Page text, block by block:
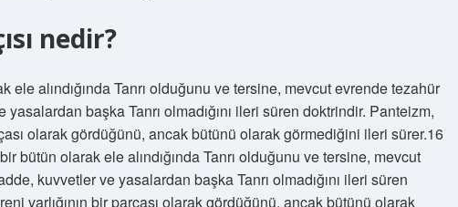
nedir?
ele alındığında Tanrı olduğunu ve tersine, mevcut evrende tezahür
başka Tanrı olmadığını ileri süren doktrindir. Panteizm,
olarak gördüğünü, ancak bütünü olarak görmediğini ileri sürer.16
bütün olarak ele alındığında Tanrı olduğunu ve tersine, mevcut
kuvvetler ve yasalardan başka Tanrı olmadığını ileri süren
varlığının bir parçası olarak gördüğünü, ancak bütünü olarak